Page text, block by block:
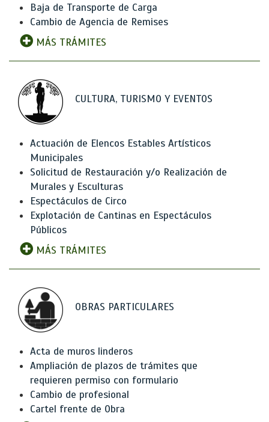
Baja de Transporte de Carga
Cambio de Agencia de Remises
MÁS TRÁMITES
CULTURA, TURISMO Y EVENTOS
Actuación de Elencos Estables Artísticos
Municipales
Solicitud de Restauración y/o Realización de
Murales y Esculturas
Espectáculos de Circo
Explotación de Cantinas en Espectáculos
Públicos
MÁS TRÁMITES
OBRAS PARTICULARES
Acta de muros linderos
Ampliación de plazos de trámites que
requieren permiso con formulario
Cambio de profesional
Cartel frente de Obra